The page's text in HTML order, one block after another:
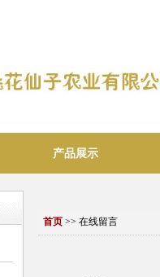
产品展示
首页 >> 在线留言